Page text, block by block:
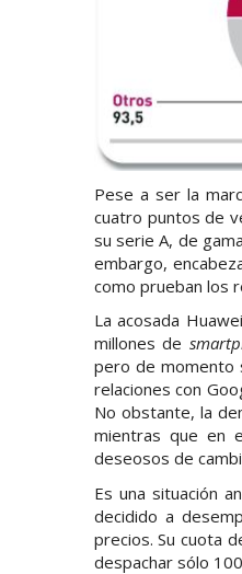
Pese a ser la
cuatro puntos de
su serie A, de
embargo,
como prueban los
La acosada
millones de
pero de momento
relaciones con
No obstante, la
mientras que en
deseosos de
Es una situación
decidido a
precios. Su cuota
despachar sólo